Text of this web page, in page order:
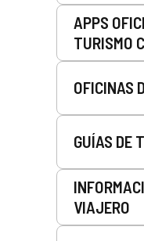
APPS
TURISMO
OFICINAS
GUÍAS DE
VIAJERO